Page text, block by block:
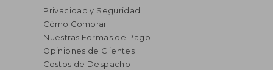
Privacidad y Seguridad
Cómo Comprar
Nuestras Formas de Pago
Opiniones de Clientes
Costos de Despacho